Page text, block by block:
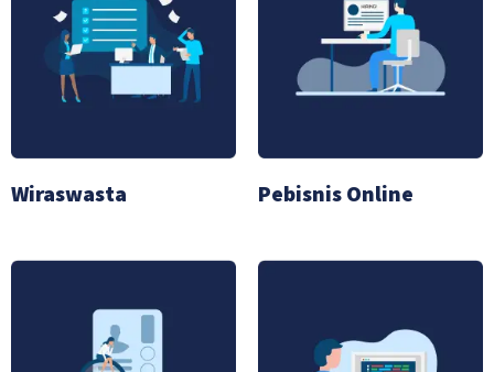
Wiraswasta Pebisnis Online